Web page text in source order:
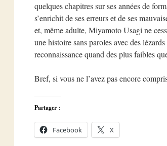
quelques chapitres sur ses années de
s’enrichit de ses erreurs et de ses
et, même adulte, Miyamoto Usagi ne
une histoire sans paroles avec des
reconnaissance quand des plus faibles
Bref, si vous ne l’avez pas encore
Partager :
Facebook X